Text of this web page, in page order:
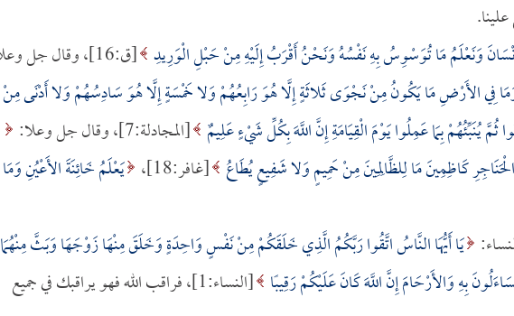
وَنَعْلَمُ مَا تُوَسْوِسُ بِهِ نَفْسُهُ وَنَحْنُ أَقْرَبُ إِلَيْهِ مِنْ حَبْلِ الْوَرِيدِ [ق:16]، وقال جل وعلا:
وَمَا فِي الأَرْضِ مَا يَكُونُ مِنْ نَجْوَى ثَلاثَةٍ إِلَّا هُوَ رَابِعُهُمْ وَلا خَمْسَةٍ إِلَّا هُوَ سَادِسُهُمْ وَلا أَدْنَى مِنْ
يُنَبِّئُهُمْ بِمَا عَمِلُوا يَوْمَ الْقِيَامَةِ إِنَّ اللَّهَ بِكُلِّ شَيْءٍ عَلِيمٌ [المجادلة:7]، وقال جل وعلا:
كَاظِمِينَ مَا لِلظَّالِمِينَ مِنْ حَمِيمٍ وَلا شَفِيعٍ يُطَاعُ [غافر:18]،
يَعْلَمُ خَائِنَةَ الأَعْيُنِ وَمَا
يَا أَيُّهَا النَّاسُ اتَّقُوا رَبَّكُمُ الَّذِي خَلَقَكُمْ مِنْ نَفْسٍ وَاحِدَةٍ وَخَلَقَ مِنْهَا زَوْجَهَا وَبَثَّ مِنْهُمَا
بِهِ وَالأَرْحَامَ إِنَّ اللَّهَ كَانَ عَلَيْكُمْ رَقِيبًا
[النساء:1]، فراقب الله فهو يراقبك في جميع